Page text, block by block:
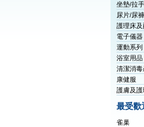
坐墊/拉
尿片/尿
護理床
電子儀器
運動系列
浴室用品
清潔消毒
康健服
護膚及護
最受歡
雀巢